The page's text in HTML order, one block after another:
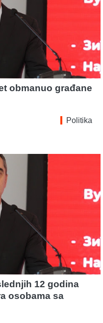
obmanuo građane
Politika
12 godina
osobama sa